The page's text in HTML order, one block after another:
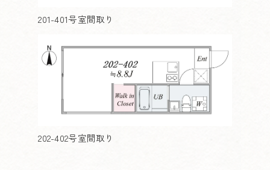
201-401号室間取り
202-402号室間取り